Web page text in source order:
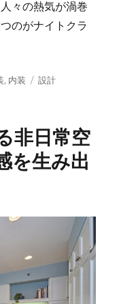
々の熱気が渦巻
のがナイトクラ
す非日常体験と進化
, 内装
タ
設計
非日常空
を生み出